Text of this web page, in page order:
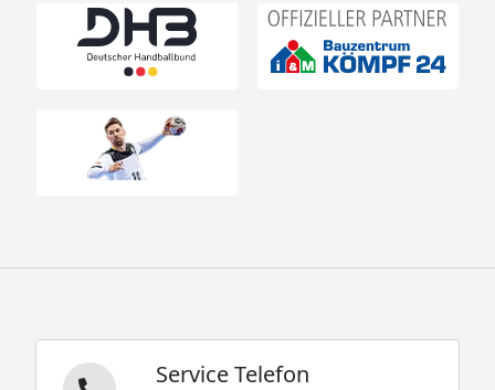
Service Telefon